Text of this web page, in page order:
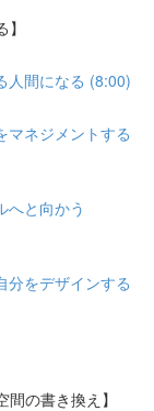
人間になる (8:00)
ネジメントする
と向かう
をデザインする
の書き換え】